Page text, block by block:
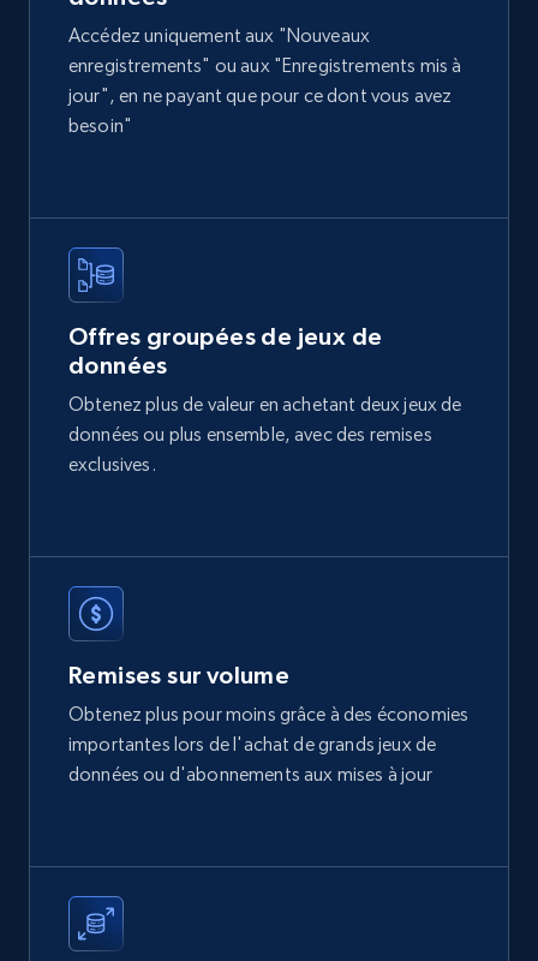
Metrocuadrado - Properties Listings
URL, ID, Precio, Habitaciones, Banos, Dimension
Real estate
402+ 21+ Buy Now
Toctoc - Properties Listings
Real estate
362+ 10+
Type, Name, Estrato, Habitaciones, Banos, M2,
Descripcion, Precio, and more.
Real estate
Accédez uniquement aux "Nouveaux
enregistrements" ou aux "Enregistrements mis à
jour", en ne payant que pour ce dont vous avez
besoin"
Offres groupées de jeux de
données
Obtenez plus de valeur en achetant deux jeux de
données ou plus ensemble, avec des remises
exclusives.
Remises sur volume
Obtenez plus pour moins grâce à des économies
importantes lors de l'achat de grands jeux de
données ou d'abonnements aux mises à jour